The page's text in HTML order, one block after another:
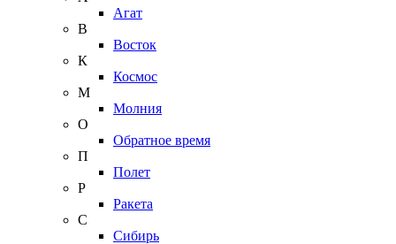
Агат
В
Восток
К
Космос
М
Молния
О
Обратное время
П
Полет
Р
Ракета
С
Сибирь